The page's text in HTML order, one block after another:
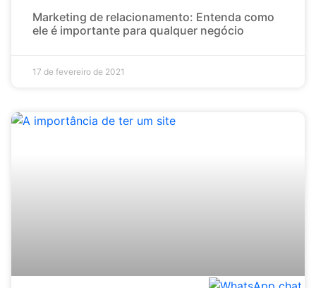
Marketing de relacionamento: Entenda como
ele é importante para qualquer negócio
17 de fevereiro de 2021